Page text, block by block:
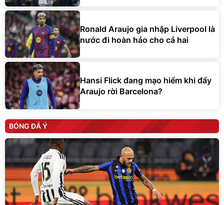
Ronald Araujo gia nhập Liverpool là
nước đi hoàn hảo cho cả hai
Hansi Flick đang mạo hiểm khi đẩy
Araujo rời Barcelona?
BÓNG ĐÁ Ý